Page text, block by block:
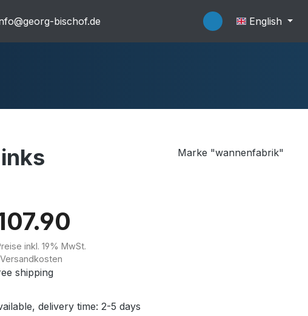
bischof.de English
Ultraflache Systeme Wannenträger
Marke "wannenfabrik"
inkl. 19% MwSt.
shipping
delivery time: 2-5 days